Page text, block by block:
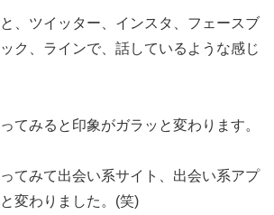
、ツイッター、インスタ、フェースブ
ク、ラインで、話しているような感じ
てみると印象がガラッと変わります。
てみて出会い系サイト、出会い系アプ
変わりました。(笑)